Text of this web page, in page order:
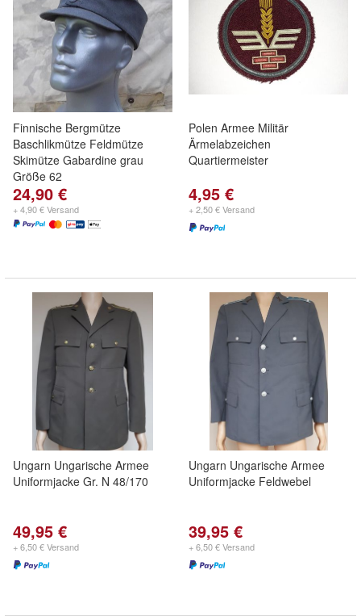
Finnische Bergmütze
Baschlikmütze Feldmütze
Skimütze Gabardine grau
Größe 62
24,90 €
+ 4,90 € Versand
Polen Armee Militär
Ärmelabzeichen
Quartiermeister
4,95 €
+ 2,50 € Versand
Ungarn Ungarische Armee
Uniformjacke Gr. N 48/170
49,95 €
+ 6,50 € Versand
Ungarn Ungarische Armee
Uniformjacke Feldwebel
39,95 €
+ 6,50 € Versand